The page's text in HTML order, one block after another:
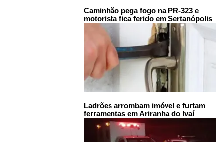
Caminhão pega fogo na PR-323 e
motorista fica ferido em Sertanópolis
Ladrões arrombam imóvel e furtam
ferramentas em Ariranha do Ivaí